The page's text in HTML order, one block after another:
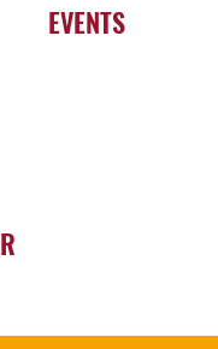
EVENTS